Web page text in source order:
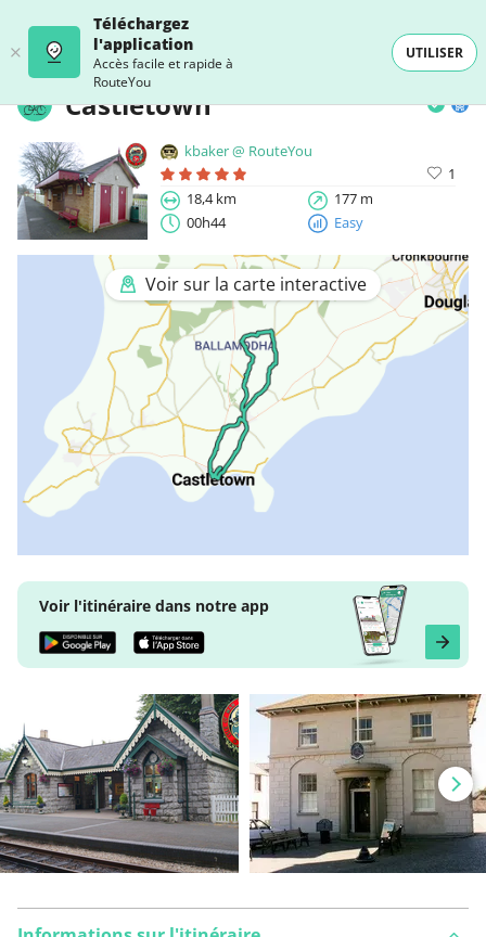
Téléchargez
l'application
Accès facile et rapide à
RouteYou
UTILISER
Castletown
kbaker @ RouteYou
1
18,4 km
177 m
00h44
Easy
Voir sur la carte interactive
Voir l'itinéraire dans notre app